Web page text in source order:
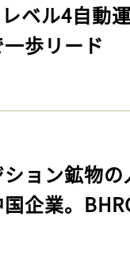
レベル4自動
歩リード
ション鉱物
企業。